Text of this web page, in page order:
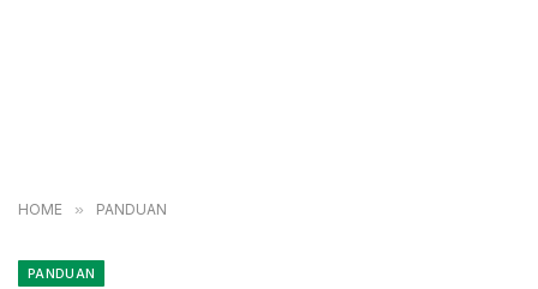
HOME » PANDUAN
PANDUAN